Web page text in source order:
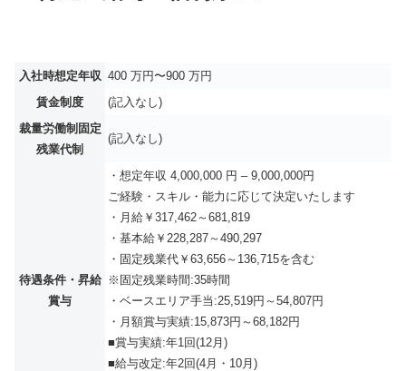
入社時想定年収 400 万円〜900 万円
賃金制度
(記入なし)
裁量労働制固定
残業代制
(記入なし)
待遇条件・昇給
賞与
・想定年収 4,000,000 円 – 9,000,000円
ご経験・スキル・能力に応じて決定いたします
・月給￥317,462～681,819
・基本給￥228,287～490,297
・固定残業代￥63,656～136,715を含む
※固定残業時間:35時間
・ベースエリア手当:25,519円～54,807円
・月額賞与実績:15,873円～68,182円
■賞与実績:年1回(12月)
■給与改定:年2回(4月・10月)